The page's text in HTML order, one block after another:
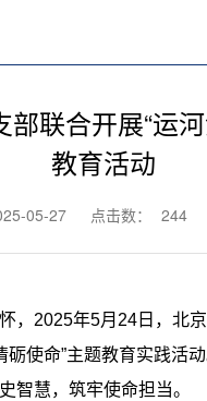
联合开展“运
教育活动
05-27 点击数： 244
， 2025年5月 24 日，北
砺使命”主题教育实践活
智慧，筑牢使命担当。